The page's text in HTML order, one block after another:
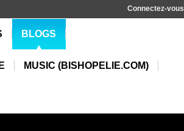
Connectez-vous
BLOGS
MUSIC (BISHOPELIE.COM)